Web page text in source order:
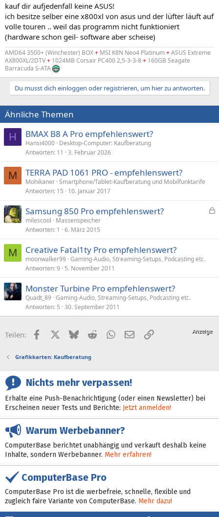
kauf dir aufjedenfall keine ASUS!
ich besitze selber eine x800xl von asus und der lüfter läuft auf
volle touren .. weil das programm nicht funktioniert
(hardware schon geil- software aber scheise)
AMD64 3500+ (Winchester) BOX+ MSI K8N Neo4 Platinum+ASUS Extreme
AX800XL/2DTV+ 1024MB Corsair PC400 2,5-3-3-8+ 160GB Seagate
Barracuda S-ATA
Du musst dich einloggen oder registrieren, um hier zu antworten.
Ähnliche Themen
H BMAX B8 A Pro empfehlenswert?
Hansi4000 Desktop-Computer: Kaufberatung
Antworten 11 3. Februar 2026
M TERRA PAD 1061 PRO - empfehlenswert?
Mohikaner Smartphone/Tablet-Kaufberatung und Mobilfunktarife
Antworten 15 10. Januar 2017
p
Samsung 850 Pro empfehlenswert?
milescool
Massenspeicher
Antworten 1 6. März 2015
M Creative Fatal1ty Pro empfehlenswert?
moonwalker99 Gaming-Audio, Streaming-Setups, Podcasting etc.
Antworten 9 5. November 2011
Monster Turbine Pro empfehlenswert?
Quadt_89 Gaming-Audio, Streaming-Setups, Podcasting etc.
Antworten 5 30. September 2011
Teilen: FacebookX (Twitter)
BlueskyRedditWhatsApp
E-MailLink
Grafikkarten: Kaufberatung
Nichts mehr verpassen!
Erhalte eine Push-Benachrichtigung (oder einen Newsletter) bei
Erscheinen neuer Tests und Berichte: Jetzt anmelden!
Warum Werbebanner?
ComputerBase berichtet unabhängig und verkauft deshalb keine
Inhalte, sondern Werbebanner. Mehr erfahren!
ComputerBase Pro
ComputerBase Pro ist die werbefreie, schnelle, flexible und
zugleich faire Variante von ComputerBase. Mehr dazu!